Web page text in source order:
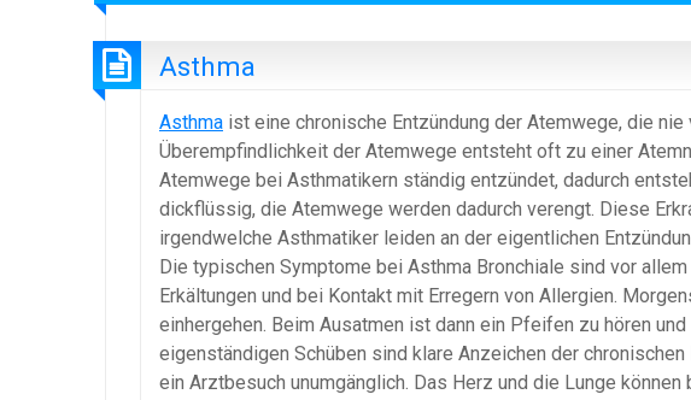
Asthma
Asthma ist eine chronische Entzündung der Atemwege, die
Überempfindlichkeit der Atemwege entsteht oft zu einer
Atemwege bei Asthmatikern ständig entzündet, dadurch
dickflüssig, die Atemwege werden dadurch verengt. Diese
irgendwelche Asthmatiker leiden an der eigentlichen
Die typischen Symptome bei Asthma Bronchiale sind vor
Erkältungen und bei Kontakt mit Erregern von Allergien.
einhergehen. Beim Ausatmen ist dann ein Pfeifen zu hören
eigenständigen Schüben sind klare Anzeichen der
ein Arztbesuch unumgänglich. Das Herz und die Lunge